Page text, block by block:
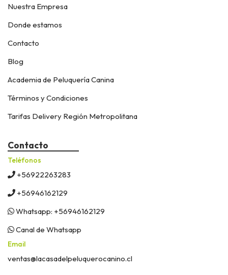
Nuestra Empresa
Donde estamos
Contacto
Blog
Academia de Peluquería Canina
Términos y Condiciones
Tarifas Delivery Región Metropolitana
Contacto
Teléfonos
+56922263283
+56946162129
Whatsapp: +56946162129
Canal de Whatsapp
Email
ventas@lacasadelpeluquerocanino.cl